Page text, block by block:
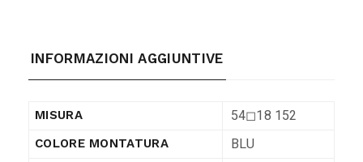
INFORMAZIONI AGGIUNTIVE
MISURA 54◻︎18 152
COLORE MONTATURA BLU